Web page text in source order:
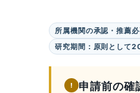
所属機関の承認・推薦
研究期間：原則として
! 申請前の確